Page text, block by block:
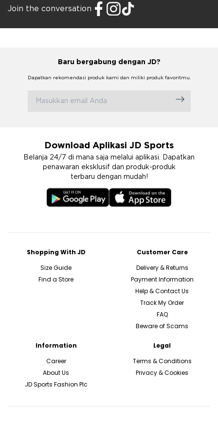
Join the conversation
Baru bergabung dengan JD?
Dapatkan rekomendasi produk kami dan miliki produk favoritmu.
Download Aplikasi JD Sports
Belanja 24/7 di mana saja melalui aplikasi. Dapatkan
penawaran eksklusif dan produk-produk
terbaru dengan mudah!
Shopping With JD
Size Guide
Find a Store
Customer Care
Delivery & Returns
Payment Information
Help & Contact Us
Track My Order
FAQ
Beware of Scams
Information
Career
About Us
JD Sports Fashion Plc
Legal
Terms & Conditions
Privacy & Cookies